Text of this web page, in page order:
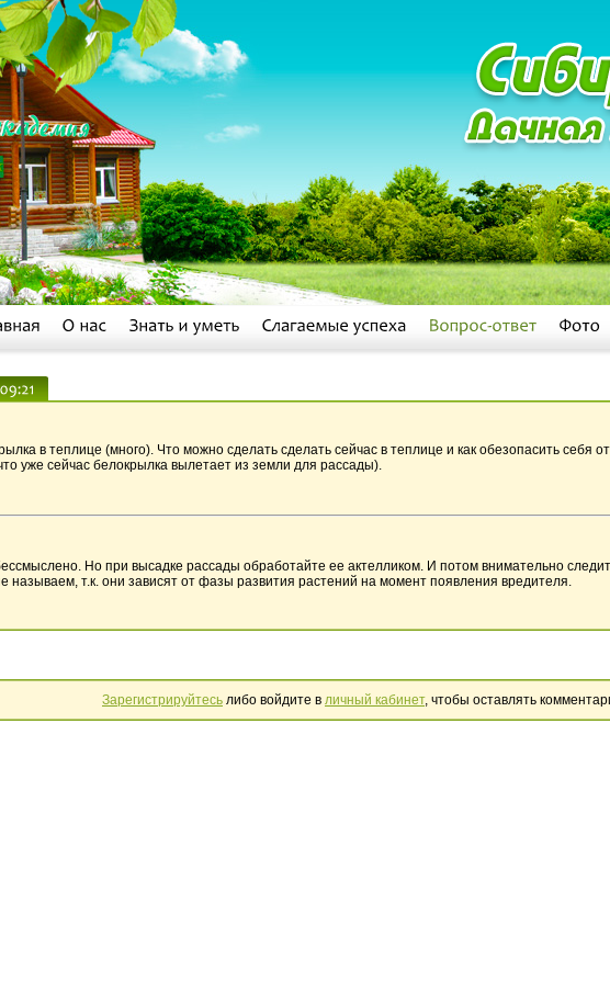
в теплице (много). Что можно сделать сделать сейчас в теплице и как обезопасить себя
уже сейчас белокрылка вылетает из земли для рассады).
Но при высадке рассады обработайте ее актелликом. И потом внимательно
называем, т.к. они зависят от фазы развития растений на момент появления вредителя.
Зарегистрируйтесь либо войдите в личный кабинет, чтобы оставлять